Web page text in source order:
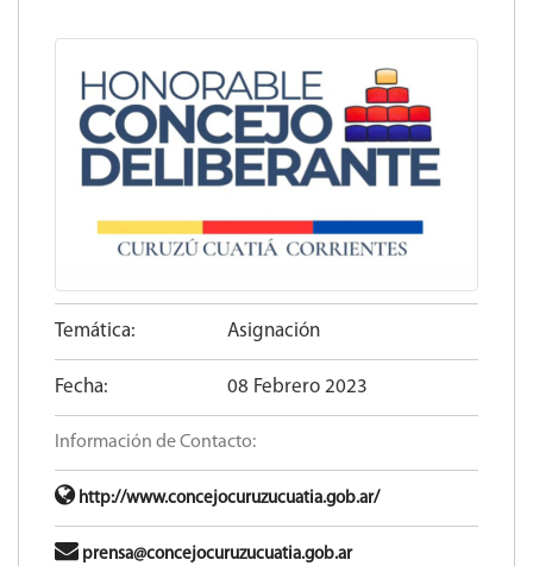
Temática: Asignación
Fecha: 08 Febrero 2023
Información de Contacto:
http://www.concejocuruzucuatia.gob.ar/
prensa@concejocuruzucuatia.gob.ar